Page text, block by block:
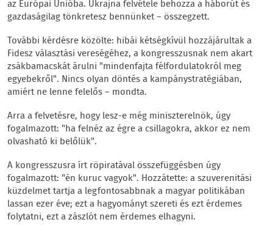
az Európai Unióba. Ukrajna felvétele behozza a háborút és
gazdaságilag tönkretesz bennünket – összegzett.
További kérdésre közölte: hibái kétségkívül hozzájárultak a
Fidesz választási vereségéhez, a kongresszusnak nem akart
zsákbamacskát árulni "mindenfajta félfordulatokról meg
egyebekről". Nincs olyan döntés a kampánystratégiában,
amiért ne lenne felelős – mondta.
Arra a felvetésre, hogy lesz-e még miniszterelnök, úgy
fogalmazott: "ha felnéz az égre a csillagokra, akkor ez nem
olvasható ki belőlük".
A kongresszusra írt röpiratával összefüggésben úgy
fogalmazott: "én kuruc vagyok". Hozzátette: a szuverenitási
küzdelmet tartja a legfontosabbnak a magyar politikában
lassan ezer éve; ezt a hagyományt szereti és ezt érdemes
folytatni, ezt a zászlót nem érdemes elhagyni.